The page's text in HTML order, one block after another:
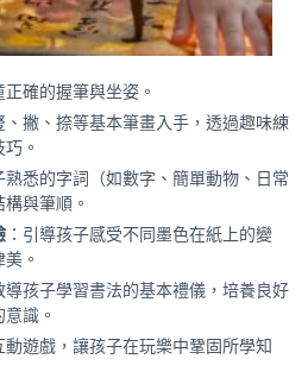
確的握筆與坐姿。
、撇、捺等基本筆畫入手，透過趣味練
。
熟悉的字詞（如數字、簡單動物、日常
與筆順。
：引導孩子感受不同墨色在紙上的變
。
導孩子學習書法的基本禮儀，培養良好
識。
動遊戲，讓孩子在玩樂中鞏固所學知